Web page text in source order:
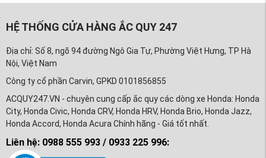
HỆ THỐNG CỬA HÀNG ẮC QUY 247
Địa chỉ: Số 8, ngõ 94 đường Ngô Gia Tự, Phường Việt Hưng, TP Hà
Nội, Việt Nam
Công ty cổ phần Carvin, GPKD 0101856855
ACQUY247.VN - chuyên cung cấp ắc quy các dòng xe Honda: Honda
City, Honda Civic, Honda CRV, Honda HRV, Honda Brio, Honda Jazz,
Honda Accord, Honda Acura Chính hãng - Giá tốt nhất.
Liên hệ: 0988 555 993 / 0933 225 996: